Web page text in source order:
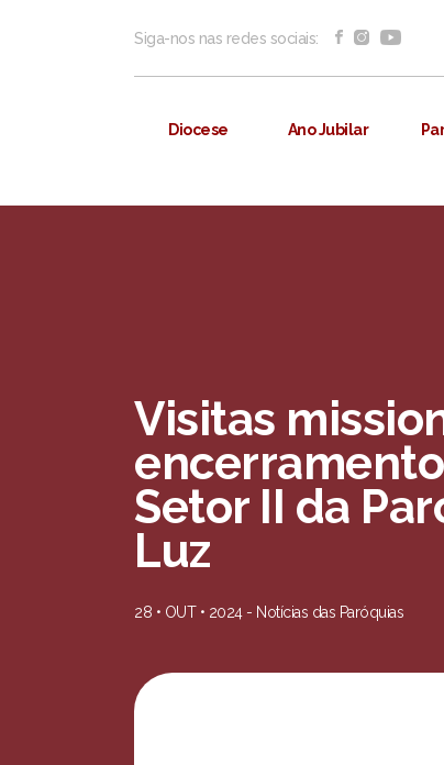
Siga-nos nas redes sociais:
Diocese Ano Jubilar
Visitas
Setor II da
Luz
28 • OUT • 2024 - Notícias das Paróquias